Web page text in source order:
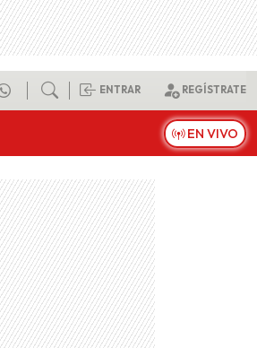
ENTRAR REGÍSTRATE
EN VIVO